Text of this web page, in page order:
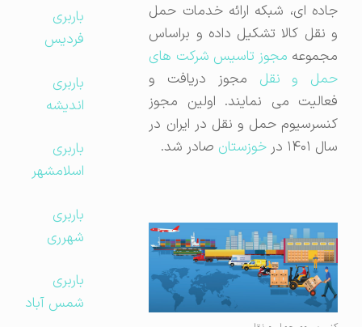
جاده ای، شبکه ارائه خدمات حمل
و نقل کالا تشکیل داده و براساس
مجموعهمجوز تاسیس شرکت های
حمل و نقل
مجوز دریافت و
فعالیت می نمایند. اولین مجوز
کنسرسیوم حمل و نقل در ایران در
سال ۱۴۰۱ در
خوزستانصادر شد.
باربری
فردیس
باربری
اندیشه
باربری
اسلامشهر
باربری
شهرری
باربری
شمس آباد